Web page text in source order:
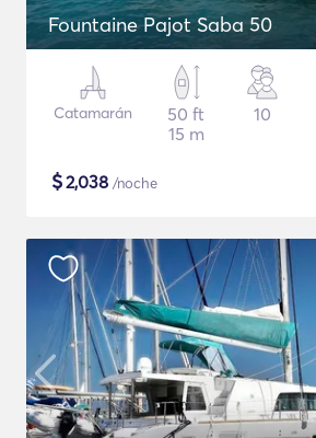
Fountaine Pajot Saba 50
Catamarán
50 ft
15 m
10
$2,038 /noche